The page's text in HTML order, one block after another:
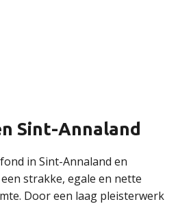
Sint-Annaland
in Sint-Annaland en
strakke, egale en nette
Door een laag pleisterwerk